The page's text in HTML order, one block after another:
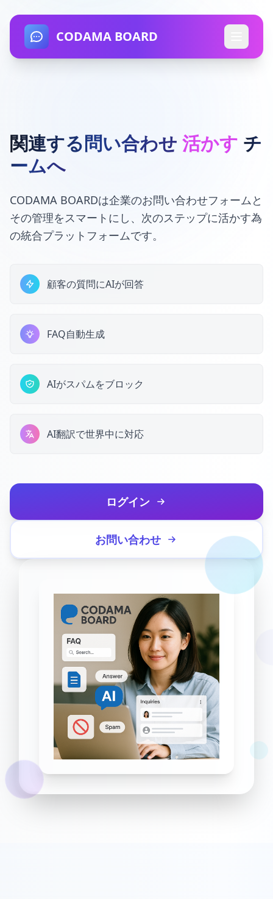
CODAMA BOARD
関連する問い合わせ 活かす チ
ームへ
CODAMA BOARDは企業のお問い合わせフォームと
その管理をスマートにし、次のステップに活かす為
の統合プラットフォームです。
顧客の質問にAIが回答
FAQ自動生成
AIがスパムをブロック
AI翻訳で世界中に対応
ログイン
お問い合わせ